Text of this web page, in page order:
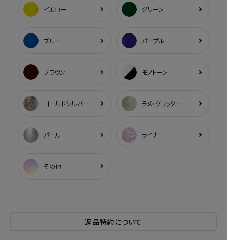
イエロー グリーン
ブルー パープル
ブラウン モノトーン
ゴールドシルバー ラメ・グリッター
パール ライナー
その他
返品特約について